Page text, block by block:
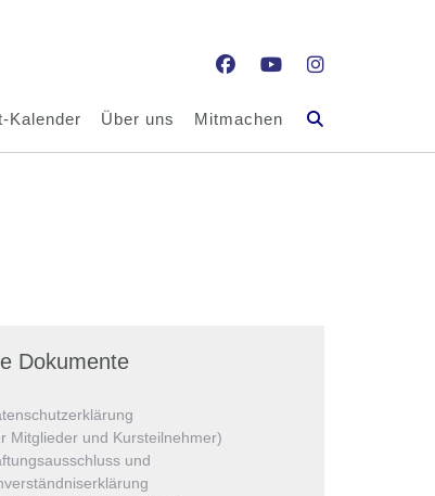
Kalender Über uns Mitmachen
Dokumente
Mitglieder und Kursteilnehmer)
und